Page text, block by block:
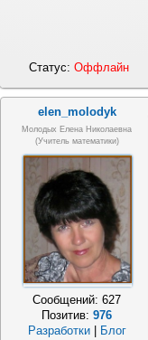
Статус:Оффлайн
elen_molodyk
Молодых Елена Николаевна
(учитель математики)
Сообщений:627
Позитив:976
Разработки | Блог